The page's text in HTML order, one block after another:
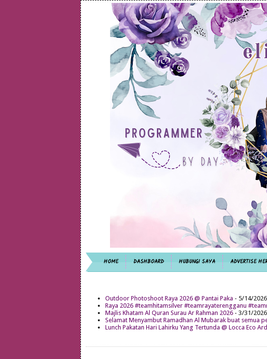
HOME DASHBOARD HUBUNGI SAYA ADVERTISE
Outdoor Photoshoot Raya 2026 @ Pantai Paka - 5/14/2026
Raya 2026 #teamhitamsilver #teamrayaterengganu
Majlis Khatam Al Quran Surau Ar Rahman 2026 - 3/31/2026
Selamat Menyambut Ramadhan Al Mubarak buat semua
Lunch Pakatan Hari Lahirku Yang Tertunda @ Locca Eco